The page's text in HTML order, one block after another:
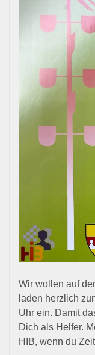
Wir wollen auf
laden herzlich
Uhr ein. Damit
Dich als Helfer.
HIB, wenn du